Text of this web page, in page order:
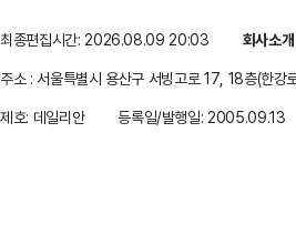
최종편집시간: 2026.08.09 20:03 회사소개
주소 : 서울특별시 용산구 서빙고로 17, 18층(한강
제호: 데일리안
등록일/발행일: 2005.09.13